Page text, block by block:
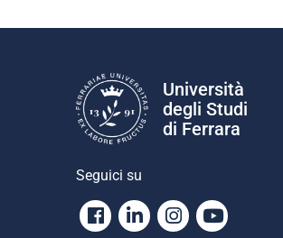
Università
degli Studi
di Ferrara
Seguici su
Facebook
LinkedinInstagram
Youtube